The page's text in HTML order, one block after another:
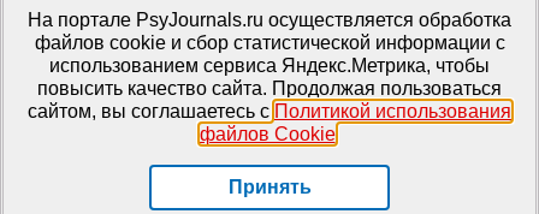
Портал психологических изданий PsyJournals.ru, 2007–2026
Правила использования материалов
Свидетельство регистрации СМИЭл № ФС77-66447 от 14 июля
2016 г.
Издатель: ФГБОУ ВО МГППУ
На портале PsyJournals.ru осуществляется обработка
файлов cookie и сбор статистической информации с
использованием сервиса Яндекс.Метрика, чтобы
повысить качество сайта. Продолжая пользоваться
сайтом, вы соглашаетесь с Политикой использования
файлов Cookie.
Принять